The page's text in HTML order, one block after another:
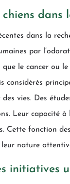
chiens
dans la
par
que le cancer ou
considérés
vies. Des
Leur capacité
Cette fonction
nature
initiatives